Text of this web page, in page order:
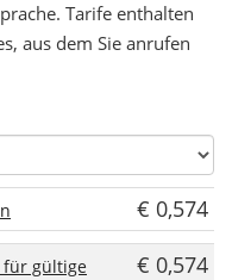
Tarife enthalten
aus dem Sie anrufen
€ 0,574
für gültige
€ 0,574